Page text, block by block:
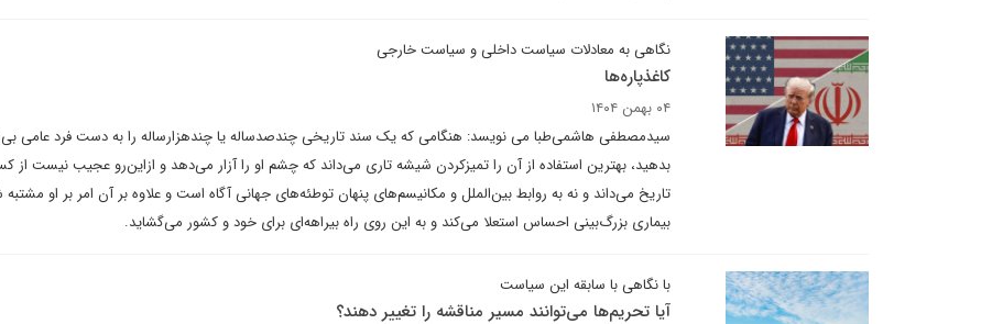
نگاهی به معادلات سیاست داخلی و سیاست خارجی
کاغذپاره‌ها
۰۴ بهمن ۱۴۰۴
سیدمصطفی هاشمی‌طبا می نویسد: هنگامی که یک سند تاریخی چندصدساله یا چندهزارساله را به دست فرد عامی
بدهید، بهترین استفاده از آن را تمیزکردن شیشه تاری می‌داند که چشم او را آزار می‌دهد و ازاین‌رو عجیب نیست از
تاریخ می‌داند و نه به روابط بین‌الملل و مکانیسم‌های پنهان توطئه‌های جهانی آگاه است و علاوه بر آن امر بر او مشتبه
بیماری بزرگ‌بینی احساس استعلا می‌کند و به این روی راه بیراهه‌ای برای خود و کشور می‌گشاید.
با نگاهی با سابقه این سیاست
آیا تحریم‌ها می‌توانند مسیر مناقشه را تغییر دهند؟